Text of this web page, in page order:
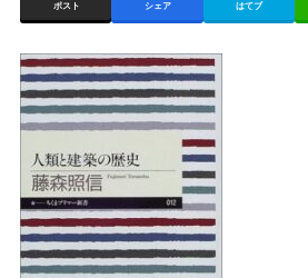
ポスト シェア はてブ